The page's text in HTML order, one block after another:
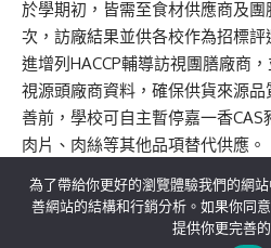
於學期初，皆需至食材供應商及
次，訪廠結果並供各校作為招標
進增列HACCP輔導訪視團膳廠商
視源頭廠商資料，確保供貨來源
善前，學校可自主暫停嘉一香
肉片、肉絲等其他品項替代供應。
關於我們 隱私權政
為了帶給你更好的瀏覽體驗我們的網
善網站的結構和行銷分析。如果你同
提供你更完善的